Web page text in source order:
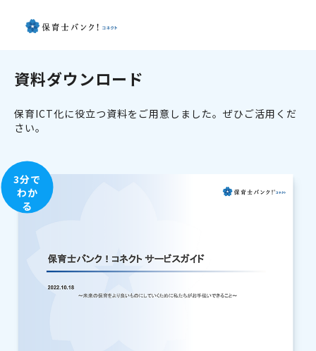
資料ダウンロード
保育ICT化に役立つ資料をご用意しました。ぜひご活用くだ
さい。
3分で
わか
る